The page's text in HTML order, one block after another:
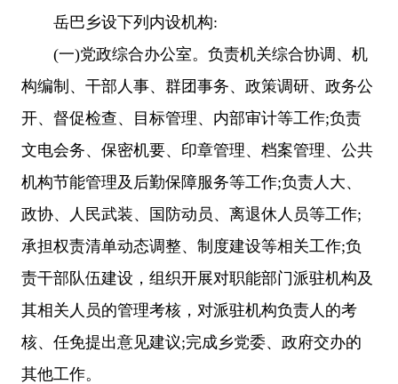
岳巴乡设下列内设机构:
(一)党政综合办公室。负责机关综合协调、机
构编制、干部人事、群团事务、政策调研、政务公
开、督促检查、目标管理、内部审计等工作;负责
文电会务、保密机要、印章管理、档案管理、公共
机构节能管理及后勤保障服务等工作;负责人大、
政协、人民武装、国防动员、离退休人员等工作;
承担权责清单动态调整、制度建设等相关工作;负
责干部队伍建设，组织开展对职能部门派驻机构及
其相关人员的管理考核，对派驻机构负责人的考
核、任免提出意见建议;完成乡党委、政府交办的
其他工作。